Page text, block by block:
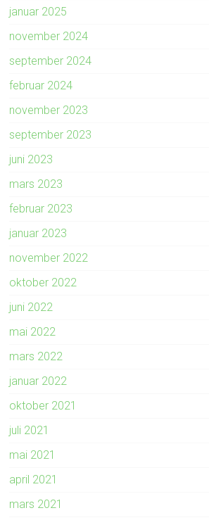
januar 2025
november 2024
september 2024
februar 2024
november 2023
september 2023
juni 2023
mars 2023
februar 2023
januar 2023
november 2022
oktober 2022
juni 2022
mai 2022
mars 2022
januar 2022
oktober 2021
juli 2021
mai 2021
april 2021
mars 2021